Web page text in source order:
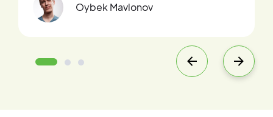
Uzoqov Akobir